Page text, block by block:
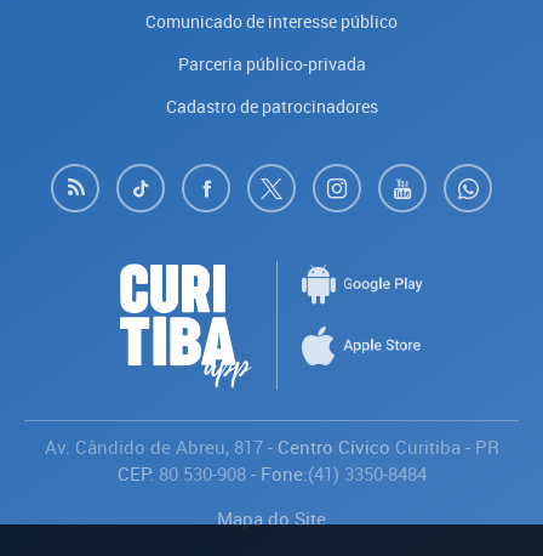
Comunicado de interesse público
Parceria público-privada
Cadastro de patrocinadores
Av. Cândido de Abreu, 817- Centro Cívico Curitiba- PR
CEP: 80.530-908- Fone:(41) 3350-8484
Mapa do Site